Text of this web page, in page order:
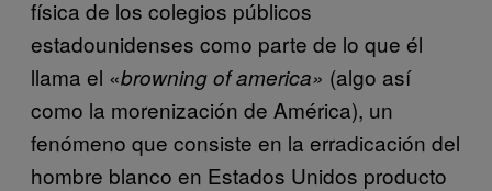
física de los colegios públicos
estadounidenses como parte de lo que él
llama el «browning of america» (algo así
como la morenización de América), un
fenómeno que consiste en la erradicación del
hombre blanco en Estados Unidos producto